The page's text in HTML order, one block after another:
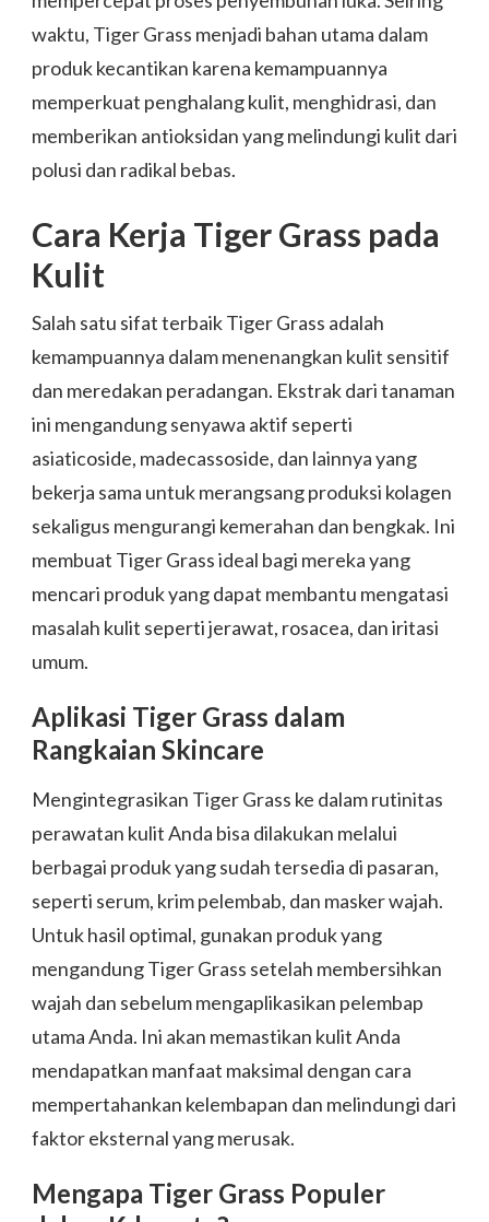
waktu, Tiger Grass menjadi bahan utama dalam
produk kecantikan karena kemampuannya
memperkuat penghalang kulit, menghidrasi, dan
memberikan antioksidan yang melindungi kulit dari
polusi dan radikal bebas.
Cara Kerja Tiger Grass pada
Kulit
Salah satu sifat terbaik Tiger Grass adalah
kemampuannya dalam menenangkan kulit sensitif
dan meredakan peradangan. Ekstrak dari tanaman
ini mengandung senyawa aktif seperti
asiaticoside, madecassoside, dan lainnya yang
bekerja sama untuk merangsang produksi kolagen
sekaligus mengurangi kemerahan dan bengkak. Ini
membuat Tiger Grass ideal bagi mereka yang
mencari produk yang dapat membantu mengatasi
masalah kulit seperti jerawat, rosacea, dan iritasi
umum.
Aplikasi Tiger Grass dalam
Rangkaian Skincare
Mengintegrasikan Tiger Grass ke dalam rutinitas
perawatan kulit Anda bisa dilakukan melalui
berbagai produk yang sudah tersedia di pasaran,
seperti serum, krim pelembab, dan masker wajah.
Untuk hasil optimal, gunakan produk yang
mengandung Tiger Grass setelah membersihkan
wajah dan sebelum mengaplikasikan pelembap
utama Anda. Ini akan memastikan kulit Anda
mendapatkan manfaat maksimal dengan cara
mempertahankan kelembapan dan melindungi dari
faktor eksternal yang merusak.
Mengapa Tiger Grass Populer